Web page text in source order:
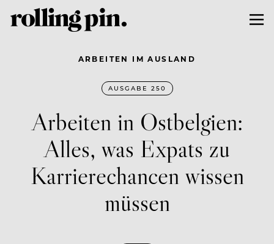
ARBEITEN IM AUSLAND
AUSGABE 250
Arbeiten in Ostbelgien:
Alles, was Expats zu
Karrierechancen wissen
müssen